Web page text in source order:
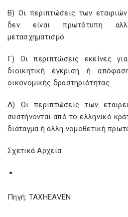
Β) Οι περιπτώσεις των
δεν είναι πρωτότυπη
μετασχηματισμό.
Γ) Οι περιπτώσεις εκείνες
διοικητική έγκριση ή
οικονομικής δραστηριότητας.
Δ) Οι περιπτώσεις των
συστήνονται από το ελληνικό
διάταγμα ή άλλη νομοθετική
Σχετικά Αρχεία:
Πηγή: TAXHEAVEN